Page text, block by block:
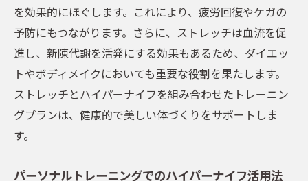
を効果的にほぐします。これにより、疲労回復やケガの
予防にもつながります。さらに、ストレッチは血流を促
進し、新陳代謝を活発にする効果もあるため、ダイエッ
トやボディメイクにおいても重要な役割を果たします。
ストレッチとハイパーナイフを組み合わせたトレーニン
グプランは、健康的で美しい体づくりをサポートしま
す。
パーソナルトレーニングでのハイパーナイフ活用法